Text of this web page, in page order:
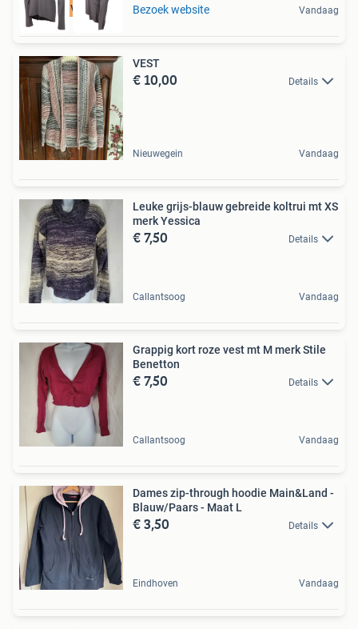
Tot 75% voordeel Bezoek website Vandaag
VEST
€ 10,00 Details
Nieuwegein Vandaag
Leuke grijs-blauw gebreide koltrui mt XS
merk Yessica
€ 7,50 Details
Callantsoog Vandaag
Grappig kort roze vest mt M merk Stile
Benetton
€ 7,50 Details
Callantsoog Vandaag
Dames zip-through hoodie Main&Land -
Blauw/Paars - Maat L
€ 3,50 Details
Eindhoven Vandaag